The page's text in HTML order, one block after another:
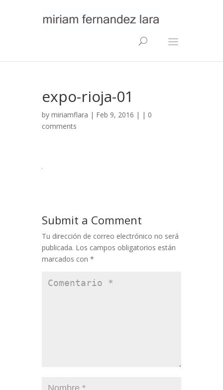
expo-rioja-01
by miriamflara | Feb 9, 2016 | | 0
comments
Submit a Comment
Tu dirección de correo electrónico no será
publicada. Los campos obligatorios están
marcados con *